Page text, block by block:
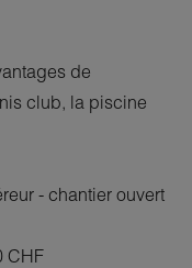
de
club, la piscine
- chantier ouvert
CHF